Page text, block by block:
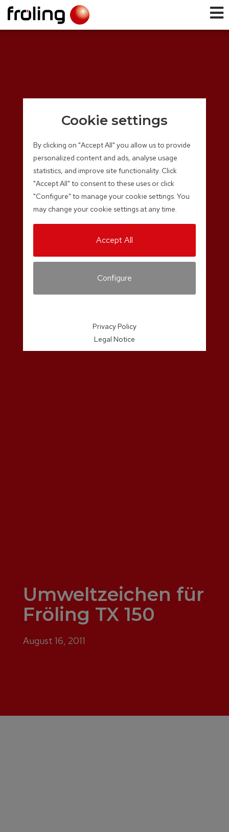
Umweltzeichen für
Fröling TX 150
August 16, 2011
Cookie settings
By clicking on "Accept All" you allow us to provide
personalized content and ads, analyse usage
statistics, and improve site functionality. Click
"Accept All" to consent to these uses or click
"Configure" to manage your cookie settings. You
may change your cookie settings at any time.
Accept All
Configure
Privacy Policy
Legal Notice